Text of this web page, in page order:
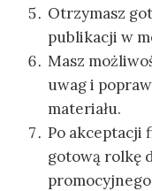
Otrzymasz
publikacji w
Masz
uwag i
materiału.
Po akceptacji
gotową rolkę